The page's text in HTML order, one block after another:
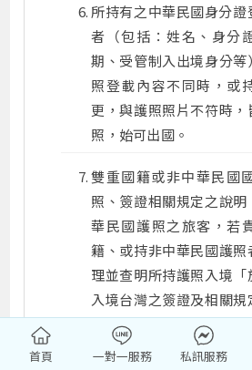
所持有之中華民國身分證
者（包括：姓名、身分
期、受管制入出境身分
照登載內容不同時，或
更，與護照照片不符時
照，始可出國。
雙重國籍或非中華民國
照、簽證相關規定之說明
華民國護照之旅客，若
籍、或持非中華民國護
理並查明所持護照入境
入境台灣之簽證及相關
述情況者，請於報名時
員前述資訊。
首頁 一對一服務 私訊服務